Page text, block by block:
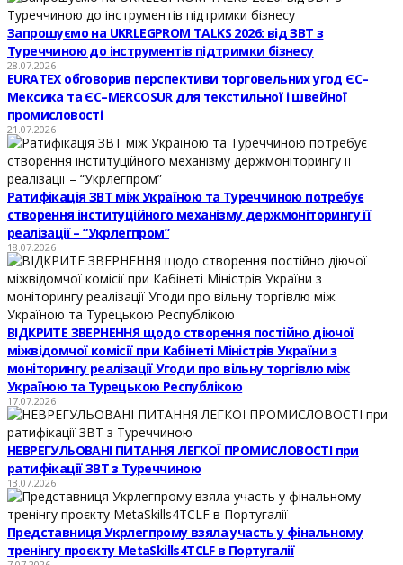
Запрошуємо на UKRLEGPROM TALKS 2026: від ЗВТ з
Туреччиною до інструментів підтримки бізнесу
28.07.2026
EURATEX обговорив перспективи торговельних угод ЄС–
Мексика та ЄС–MERCOSUR для текстильної і швейної
промисловості
21.07.2026
Ратифікація ЗВТ між Україною та Туреччиною потребує
створення інституційного механізму держмоніторингу її
реалізації – “Укрлегпром”
18.07.2026
ВІДКРИТЕ ЗВЕРНЕННЯ щодо створення постійно діючої
міжвідомчої комісії при Кабінеті Міністрів України з
моніторингу реалізації Угоди про вільну торгівлю між
Україною та Турецькою Республікою
17.07.2026
НЕВРЕГУЛЬОВАНІ ПИТАННЯ ЛЕГКОЇ ПРОМИСЛОВОСТІ при
ратифікації ЗВТ з Туреччиною
13.07.2026
Представниця Укрлегпрому взяла участь у фінальному
тренінгу проєкту MetaSkills4TCLF в Португалії